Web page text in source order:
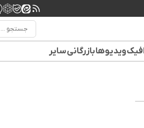
ویدیوهابازرگانیسایر